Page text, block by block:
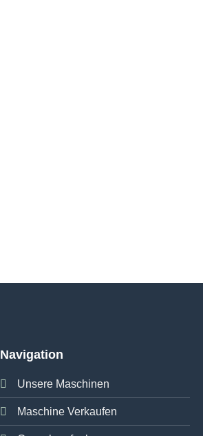
Navigation
Unsere Maschinen
Maschine Verkaufen